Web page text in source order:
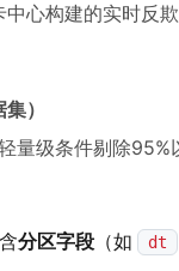
心构建的实时反
）
量级条件剔除95%
分区字段 （如 dt